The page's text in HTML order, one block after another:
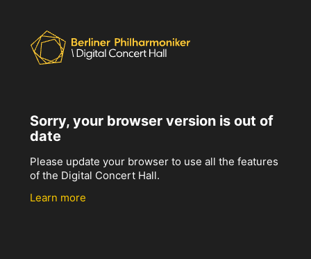
Sorry, your browser version is out of
date
Please update your browser to use all the features
of the Digital Concert Hall.
Learn more